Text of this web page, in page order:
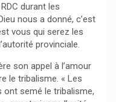
durant les
nous a donné, c’est
vous qui serez les
provinciale.
son appel à l’amour
le tribalisme. « Les
semé le tribalisme,